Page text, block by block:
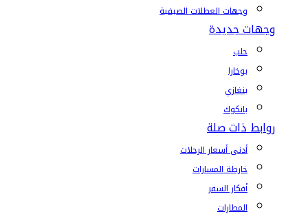
وجهات العطلات الصيفية
وجهات جديدة
حلب
بوخارا
بنغازي
بانكوك
روابط ذات صلة
أدنى أسعار الرحلات
خارطة المسارات
أفكار السفر
المطارات